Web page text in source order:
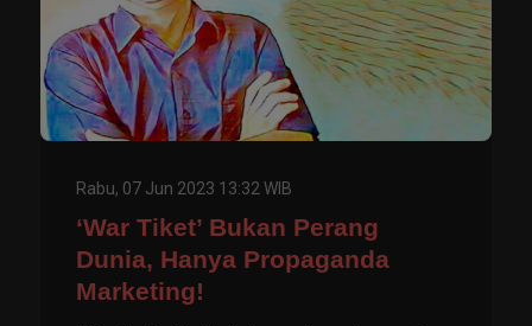
Rabu, 07 Jun 2023 13:32 WIB
‘War Tiket’ Bukan Perang
Dunia, Hanya Propaganda
Marketing!